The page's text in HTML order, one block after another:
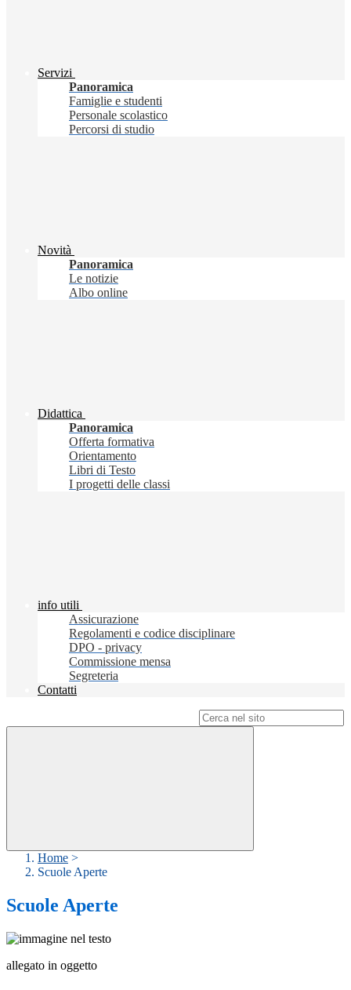
Servizi
Panoramica
Famiglie e studenti
Personale scolastico
Percorsi di studio
Novità
Panoramica
Le notizie
Albo online
Didattica
Panoramica
Offerta formativa
Orientamento
Libri di Testo
I progetti delle classi
info utili
Assicurazione
Regolamenti e codice disciplinare
DPO - privacy
Commissione mensa
Segreteria
Contatti
Home >
Scuole Aperte
Scuole Aperte
allegato in oggetto